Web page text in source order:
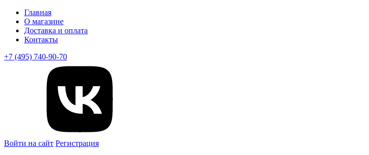
Главная
О магазине
Доставка и оплата
Контакты
+7 (495) 740-90-70
Войти на сайт Регистрация